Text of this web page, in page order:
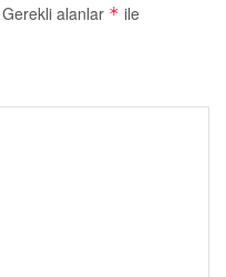
Gerekli alanlar * ile